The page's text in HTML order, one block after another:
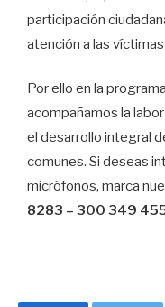
participación
atención a las
Por ello en la
acompañamos la
el desarrollo integral
comunes. Si deseas
micrófonos, marca
8283 – 300 349